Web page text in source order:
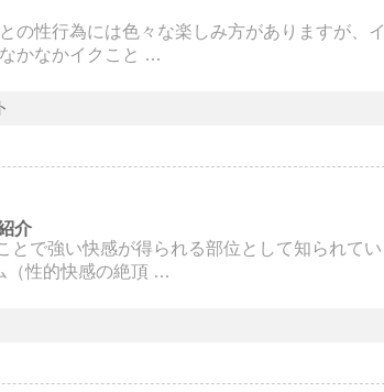
の性行為には色々な楽しみ方がありますが、イ
かなかイクこと …
介
で強い快感が得られる部位として知られてい
（性的快感の絶頂 …